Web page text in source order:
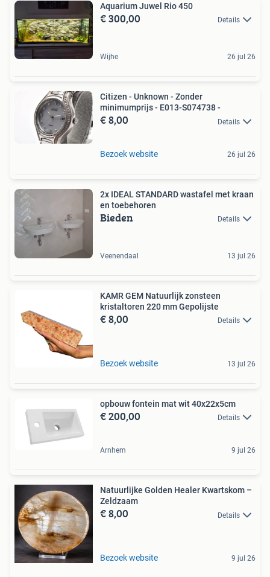
Aquarium Juwel Rio 450
€ 300,00 Details
Wijhe 26 jul 26
Citizen - Unknown - Zonder
minimumprijs - E013-S074738 -
€ 8,00 Details
Bezoek website 26 jul 26
2x IDEAL STANDARD wastafel met kraan
en toebehoren
Bieden Details
Veenendaal 13 jul 26
KAMR GEM Natuurlijk zonsteen
kristaltoren 220 mm Gepolijste
€ 8,00 Details
Bezoek website 13 jul 26
opbouw fontein mat wit 40x22x5cm
€ 200,00 Details
Arnhem 9 jul 26
Natuurlijke Golden Healer Kwartskom –
Zeldzaam
€ 8,00 Details
Bezoek website 9 jul 26